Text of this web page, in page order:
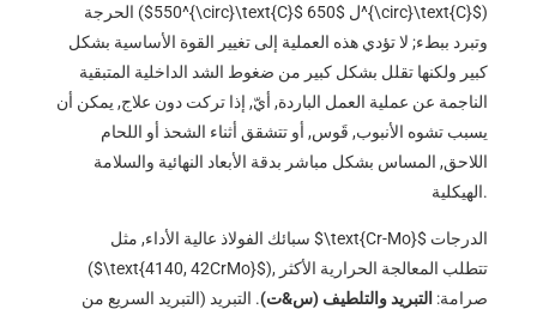
الحرجة (
$550^{\circ}\text{C}$ ل$650^{\circ}\text{C}$)
وتبرد ببطء; لا تؤدي هذه العملية إلى تغيير القوة الأساسية بشكل
كبير ولكنها تقلل بشكل كبير من ضغوط الشد الداخلية المتبقية
الناجمة عن عملية العمل الباردة, أيّ, إذا تركت دون علاج, يمكن أن
يسبب تشوه الأنبوب, قَوس, أو تتشقق أثناء الشحذ أو اللحام
اللاحق, المساس بشكل مباشر بدقة الأبعاد النهائية والسلامة
الهيكلية.
$\text{Cr-Mo}$
($\text{4140, 42CrMo}$), تتطلب المعالجة الحرارية الأكثر
صرامة: التبريد والتلطيف (س&ت). التبريد (التبريد السريع من